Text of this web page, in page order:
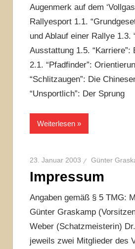
Augenmerk auf dem
Rallyesport 1.1.
und Ablauf einer Rallye 1.3.
Ausstattung 1.5.
2.1. “Pfadfinder”:
“Schlitzaugen”: Die
“Unsportlich”: Der Sprung
Weiterlesen
23. Januar 2003 Günter
Impressum
Angaben gemäß § 5 TMG:
Günter Graskamp
Weber (Schatzmeisterin)
jeweils zwei Mitglieder des